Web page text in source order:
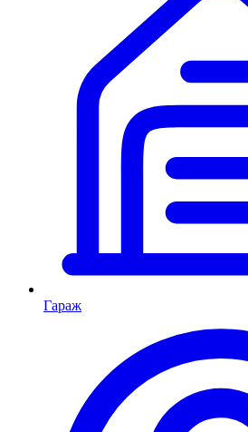
Гараж